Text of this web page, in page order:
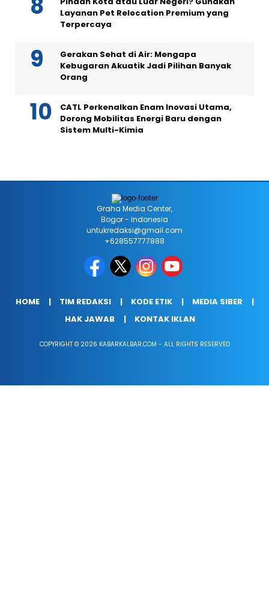
Layanan Pet Relocation Premium yang
Terpercaya
Gerakan Sehat di Air: Mengapa
Kebugaran Akuatik Jadi Pilihan Banyak
Orang
CATL Perkenalkan Enam Inovasi Utama,
Dorong Mobilitas Energi Baru dengan
Sistem Multi-Kimia
Graha Media Center,
Bogor - Indonesia
untukredaksi@gmail.com
+628557777888
HOME TIM REDAKSI KODE ETIK
MEDIA SIBER
HAK JAWAB
KONTAK IKLAN
COPYRIGHT © 2026 KABARKALBAR.COM - ALL RIGHTS RESERVED